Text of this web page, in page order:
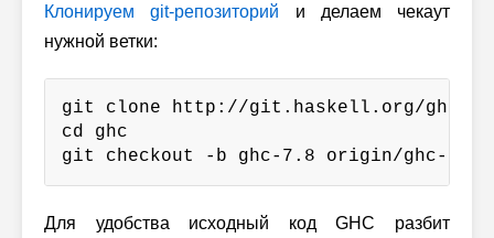
Клонируем git-репозиторий и делаем чекаут
нужной ветки:
git clone http://git.haskell.org/
cd ghc
git checkout -b ghc-7.8 origin/ghc-7.8
Для удобства исходный код GHC разбит